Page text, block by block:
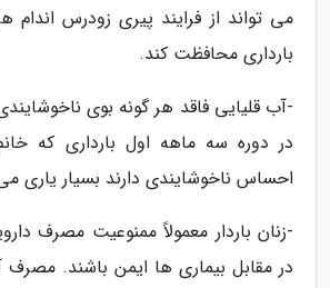
می تواند از فرایند پیری زودرس اندام
بارداری محافظت کند.
-آب قلیایی فاقد هر گونه بوی
در دوره سه ماهه اول بارداری که
احساس ناخوشایندی دارند بسیار یاری
-زنان باردار معمولاً ممنوعیت مصرف
در مقابل بیماری ها ایمن باشند. مصرف